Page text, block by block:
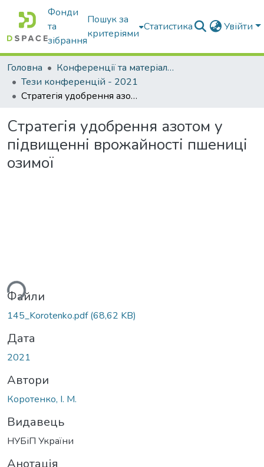
Фонди
та
зібрання
Пошук за
критеріями
Статистика Увійти
Головна
Конференції та матеріали конференцій
Тези конференцій - 2021
Стратегія удобрення азотом у підвищенні врожайності пшениці озимої
Стратегія удобрення азотом у
підвищенні врожайності пшениці
озимої
Файли
145_Korotenko.pdf(68,62 KB)
Дата
2021
Автори
Коротенко, І. М.
Видавець
НУБіП України
Анотація